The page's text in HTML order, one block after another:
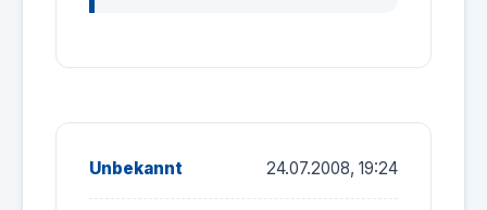
Unbekannt 24.07.2008, 19:24